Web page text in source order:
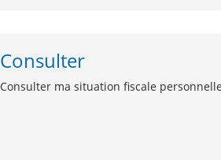
Consulter
Consulter ma situation fiscale